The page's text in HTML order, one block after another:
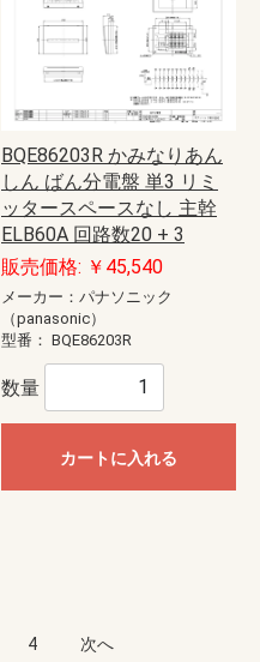
BQE86203R かみなりあん
しん ばん分電盤 単3 リミ
ッタースペースなし 主幹
ELB60A 回路数20 + 3
販売価格: ￥45,540
メーカー：パナソニック
（panasonic）
型番： BQE86203R
数量
カートに入れる
4 次へ